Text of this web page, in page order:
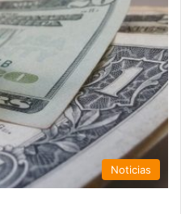
Noticias